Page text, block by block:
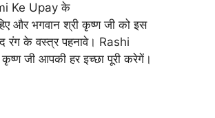
Ke Upay के
और भगवान श्री कृष्ण जी को इस
रंग के वस्त्र पहनावे। Rashi
जी आपकी हर इच्छा पूरी करेगें।